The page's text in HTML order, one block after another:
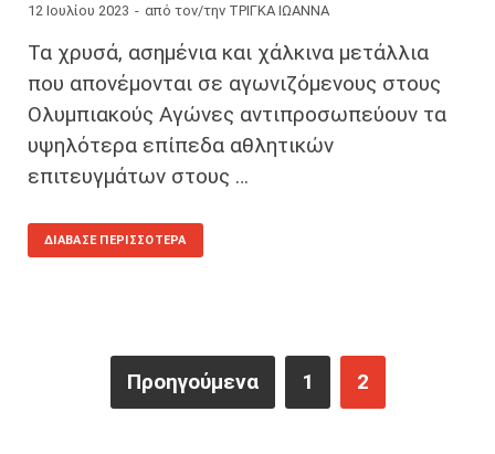
12 Ιουλίου 2023 - από τον/την ΤΡΙΓΚΑ ΙΩΑΝΝΑ
Τα χρυσά, ασημένια και χάλκινα μετάλλια
που απονέμονται σε αγωνιζόμενους στους
Ολυμπιακούς Αγώνες αντιπροσωπεύουν τα
υψηλότερα επίπεδα αθλητικών
επιτευγμάτων στους …
ΔΙΆΒΑΣΕ ΠΕΡΙΣΣΌΤΕΡΑ
Προηγούμενα 1 2